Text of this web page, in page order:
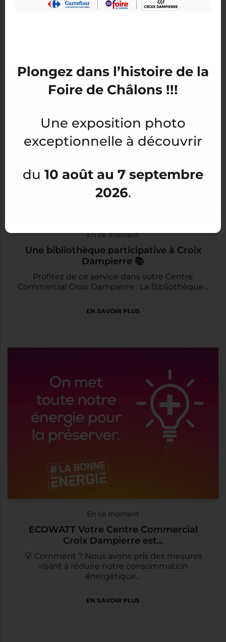
Plongez dans l’histoire de la
Foire de Châlons !!!
Une exposition photo
exceptionnelle à découvrir
du 10 août au 7 septembre
2026.
C’est dès maintenant chez Free ! Retrouvez...
En ce moment
Une bibliothèque participative à Croix
Dampierre 📚
Profitez de ce service dans votre Centre
Commercial Croix Dampierre : La Bibliothèque...
EN SAVOIR PLUS
En ce moment
ECOWATT Votre Centre Commercial
Croix Dampierre est...
💡 Comment ? Nous avons pris des mesures
visant à réduire notre consommation
énergétique...
EN SAVOIR PLUS